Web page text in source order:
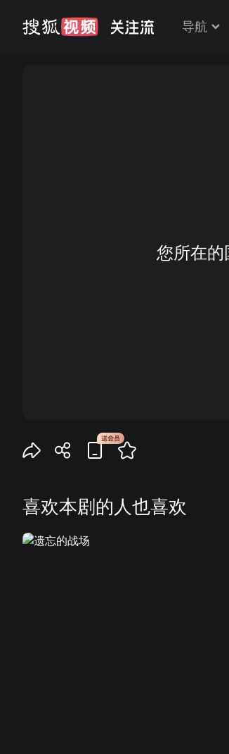
导航
您所在的
喜欢本剧的人也喜欢